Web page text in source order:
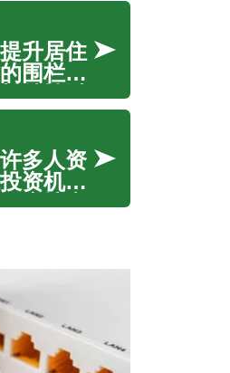
化空气
升居住
围栏需
特性以
增强您
多人资
资机
房地产